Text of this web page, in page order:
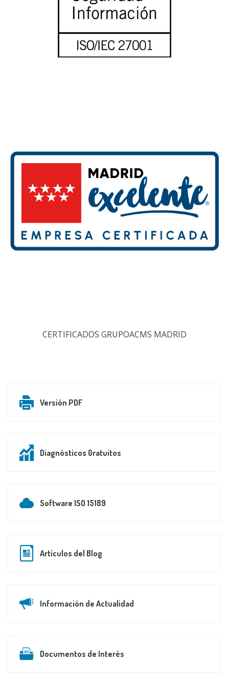
CERTIFICADOS GRUPOACMS MADRID
Versión PDF
Diagnósticos Gratuitos
Software ISO 15189
Artículos del Blog
Información de Actualidad
Documentos de Interés